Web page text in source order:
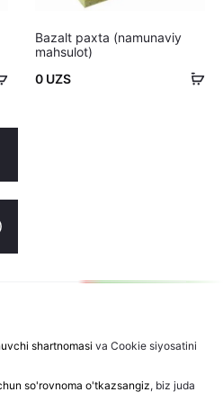
Savatchaga
Bazalt paxta (namunaviy
mahsulot)
0 UZS
shartnomasi va Cookie siyosatini
so'rovnoma o'tkazsangiz, biz juda